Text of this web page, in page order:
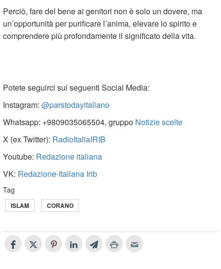
Perciò, fare del bene ai genitori non è solo un dovere, ma
un’opportunità per purificare l’anima, elevare lo spirito e
comprendere più profondamente il significato della vita.
Potete seguirci sui seguenti Social Media:
Instagram: @parstodayitaliano
Whatsapp: +9809035065504, gruppo Notizie scelte
X (ex Twitter): RadioItaliaIRIB
Youtube: Redazione italiana
VK: Redazione-Italiana Irib
Tag
ISLAM CORANO